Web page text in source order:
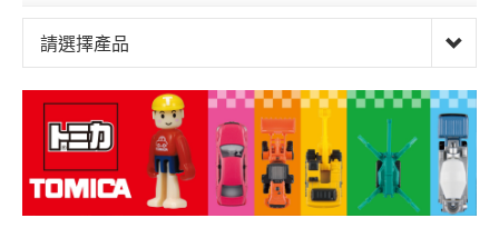
請選擇產品